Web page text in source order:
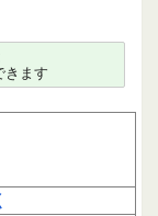
きます